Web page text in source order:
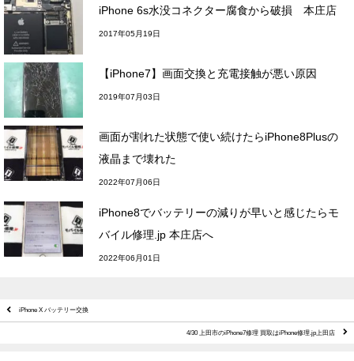
iPhone 6s水没コネクター腐食から破損 本庄店
2017年05月19日
【iPhone7】画面交換と充電接触が悪い原因
2019年07月03日
画面が割れた状態で使い続けたらiPhone8Plusの
液晶まで壊れた
2022年07月06日
iPhone8でバッテリーの減りが早いと感じたらモ
バイル修理.jp 本庄店へ
2022年06月01日
iPhone X バッテリー交換
4/30 上田市のiPhone7修理 買取はiPhone修理.jp上田店